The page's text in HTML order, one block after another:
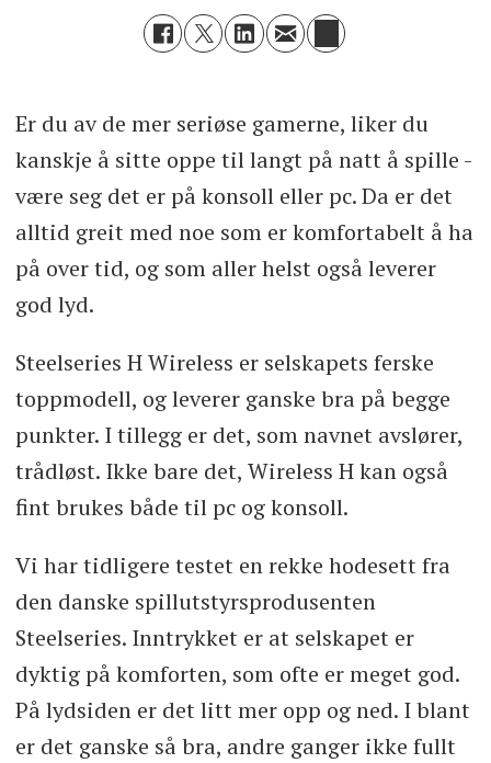
Er du av de mer seriøse gamerne, liker du
kanskje å sitte oppe til langt på natt å spille -
være seg det er på konsoll eller pc. Da er det
alltid greit med noe som er komfortabelt å ha
på over tid, og som aller helst også leverer
god lyd.
Steelseries H Wireless er selskapets ferske
toppmodell, og leverer ganske bra på begge
punkter. I tillegg er det, som navnet avslører,
trådløst. Ikke bare det, Wireless H kan også
fint brukes både til pc og konsoll.
Vi har tidligere testet en rekke hodesett fra
den danske spillutstyrsprodusenten
Steelseries. Inntrykket er at selskapet er
dyktig på komforten, som ofte er meget god.
På lydsiden er det litt mer opp og ned. I blant
er det ganske så bra, andre ganger ikke fullt